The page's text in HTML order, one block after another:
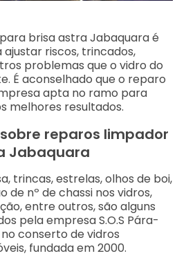
brisa astra Jabaquara é
riscos, trincados,
problemas que o vidro do
É aconselhado que o reparo
apta no ramo para
melhores resultados.
reparos limpador
Jabaquara
trincas, estrelas, olhos de boi,
de nº de chassi nos vidros,
entre outros, são alguns
pela empresa S.O.S Pára-
conserto de vidros
fundada em 2000.